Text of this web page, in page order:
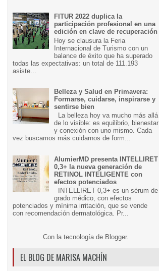
FITUR 2022 duplica la
participación profesional en una
edición en clave de recuperación
Hoy se clausura la Feria
Internacional de Turismo con un
balance de éxito que ha superado
todas las expectativas: un total de 111.193
asiste...
Belleza y Salud en Primavera:
Formarse, cuidarse, inspirarse y
sentirse bien
La belleza hoy va mucho más allá
de lo visible: es equilibrio, bienestar
y conexión con uno mismo. Cada
vez buscamos más cuidarnos de form...
AlumierMD presenta INTELLIRET
0,3+ la nueva generación de
RETINOL INTELIGENTE con
efectos potenciados
INTELLIRET 0,3+ es un sérum de
grado médico, con efectos
potenciados y mínima irritación, que se vende
con recomendación dermatológica. Pr...
Con la tecnología de Blogger.
EL BLOG DE MARISA MACHÍN